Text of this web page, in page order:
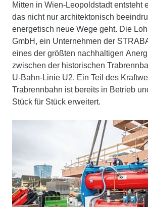
Mitten in Wien-Leopoldstadt entsteht
das nicht nur architektonisch
energetisch neue Wege geht. Die
GmbH, ein Unternehmen der
eines der größten nachhaltigen
zwischen der historischen
U-Bahn-Linie U2. Ein Teil des
Trabrennbahn ist bereits in Betrieb
Stück für Stück erweitert.